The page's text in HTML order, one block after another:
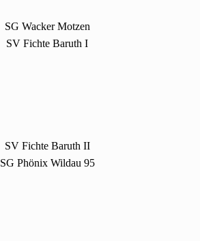
SG Wacker Motzen
SV Fichte Baruth I
SV Fichte Baruth II
SG Phönix Wildau 95